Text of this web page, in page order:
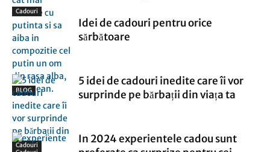
BLOG
Cadouri
Idei de cadouri pentru orice
sărbătoare
Cadouri
5 idei de cadouri inedite care îi vor
surprinde pe bărbații din viața ta
In 2024 experientele cadou sunt